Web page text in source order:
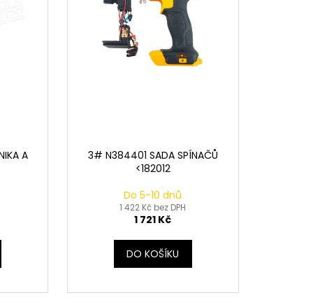
A
3# N384401 SADA SPÍNAČŮ
<182012
Do 5-10 dnů
1 422 Kč bez DPH
1 721 Kč
DO KOŠÍKU